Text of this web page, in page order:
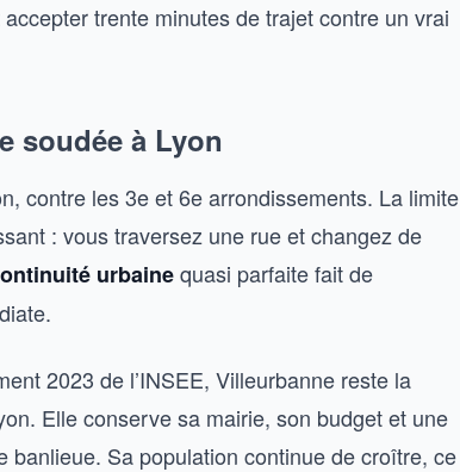
trente minutes de trajet contre un vrai
soudée à Lyon
contre les 3e et 6e arrondissements. La limite
: vous traversez une rue et changez de
urbainequasi parfaite fait de
2023 de l’INSEE, Villeurbanne reste la
Elle conserve sa mairie, son budget et une
banlieue. Sa population continue de croître, ce